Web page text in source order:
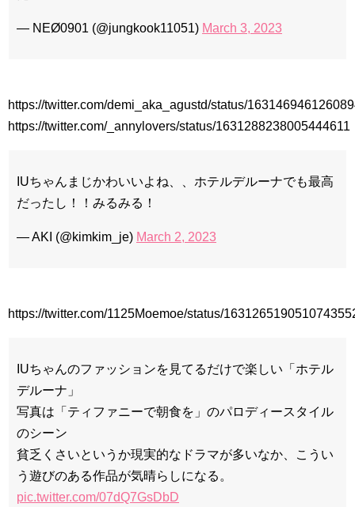
幻の王女チャミョンゴ エンディング
Powered by livedoor 相互RSS
— NEØ0901 (@jungkook11051) March 3, 2023
https://twitter.com/demi_aka_agustd/status/
https://twitter.com/_annylovers/status/1631288238005444611
IUちゃんまじかわいいよね、、ホテルデルーナでも最高
だったし！！みるみる！
— AKI (@kimkim_je) March 2, 2023
https://twitter.com/1125Moemoe/status/
IUちゃんのファッションを見てるだけで楽しい「ホテル
デルーナ」
写真は「ティファニーで朝食を」のパロディースタイル
のシーン
貧乏くさいというか現実的なドラマが多いなか、こうい
う遊びのある作品が気晴らしになる。
pic.twitter.com/07dQ7GsDbD